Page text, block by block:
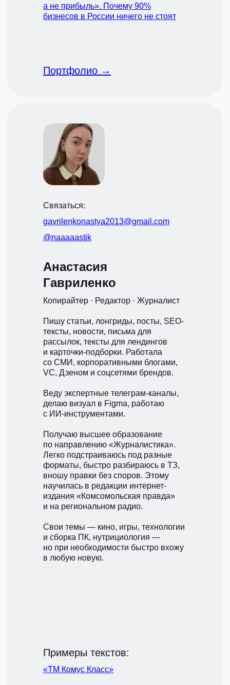
а не прибыль». Почему 90%
бизнесов в России ничего не стоят
Портфолио →
Анастасия
Гавриленко
Копирайтер · Редактор · Журналист
Пишу статьи, лонгриды, посты, SEO-
тексты, новости, письма для
рассылок, тексты для лендингов
и карточки-подборки. Работала
со СМИ, корпоративными блогами,
VC, Дзеном и соцсетями брендов.
Веду экспертные телеграм-каналы,
делаю визуал в Figma, работаю
с ИИ-инструментами.
Получаю высшее образование
по направлению «Журналистика».
Легко подстраиваюсь под разные
форматы, быстро разбираюсь в ТЗ,
вношу правки без споров. Этому
научилась в редакции интернет-
издания «Комсомольская правда»
и на региональном радио.
Свои темы — кино, игры, технологии
и сборка ПК, нутрициология —
но при необходимости быстро вхожу
в любую новую.
Связаться:
@naaaaastik
gavrilenkonastya2013@gmail.com
Примеры текстов:
«ТМ Комус Класс»